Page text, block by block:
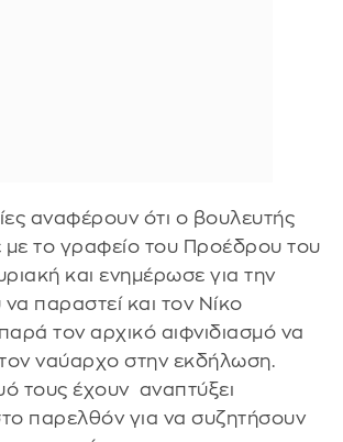
αναφέρουν ότι ο βουλευτής
με το γραφείο του Προέδρου του
και ενημέρωσε για την
παραστεί και τον Νίκο
τον αρχικό αιφνιδιασμό να
ναύαρχο στην εκδήλωση.
τους έχουν αναπτύξει
παρελθόν για να συζητήσουν